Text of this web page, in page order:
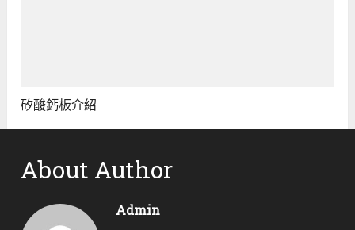
矽酸鈣板介紹
About Author
Admin